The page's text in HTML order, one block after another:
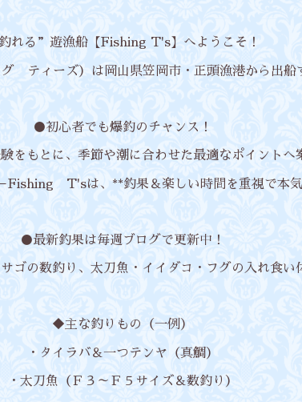
れる”遊漁船【Fishing T's】へようこそ！
ティーズ）は岡山県笠岡市・正頭漁港から出船
●初心者でも爆釣のチャンス！
をもとに、季節や潮に合わせた最適なポイントへ
Fishing T'sは、**釣果＆楽しい時間を重視で本
●最新釣果は毎週ブログで更新中！
ゴの数釣り、太刀魚・イイダコ・フグの入れ食
◆主な釣りもの（一例）
・タイラバ＆一つテンヤ（真鯛）
・太刀魚（Ｆ３～Ｆ５サイズ＆数釣り）